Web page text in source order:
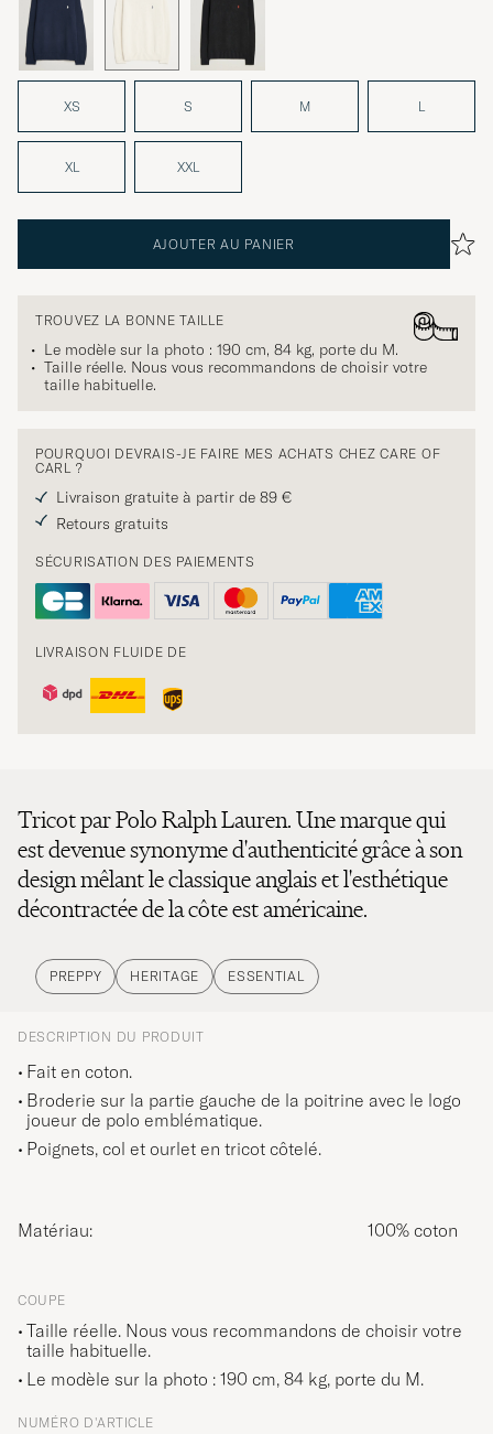
XS S M L
XL XXL
AJOUTER AU PANIER
TROUVEZ LA BONNE TAILLE
Le modèle sur la photo : 190 cm, 84 kg, porte du M.
Taille réelle. Nous vous recommandons de choisir votre
taille habituelle.
POURQUOI DEVRAIS-JE FAIRE MES ACHATS CHEZ CARE OF
CARL ?
Livraison gratuite à partir de 89 €
Retours gratuits
SÉCURISATION DES PAIEMENTS
LIVRAISON FLUIDE DE
Tricot par Polo Ralph Lauren. Une marque qui
est devenue synonyme d'authenticité grâce à son
design mêlant le classique anglais et l'esthétique
décontractée de la côte est américaine.
PREPPY HERITAGE ESSENTIAL
DESCRIPTION DU PRODUIT
Fait en coton.
Broderie sur la partie gauche de la poitrine avec le logo
joueur de polo emblématique.
Poignets, col et ourlet en tricot côtelé.
Matériau: 100% coton
COUPE
Taille réelle. Nous vous recommandons de choisir votre
taille habituelle.
Le modèle sur la photo : 190 cm, 84 kg, porte du M.
NUMÉRO D'ARTICLE